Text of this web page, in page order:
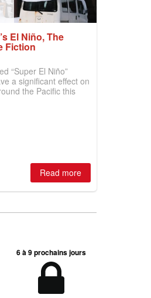
El Niño, The
Fiction
“Super El Niño”
a significant effect on
the Pacific this
Read more
6 à 9 prochains jours